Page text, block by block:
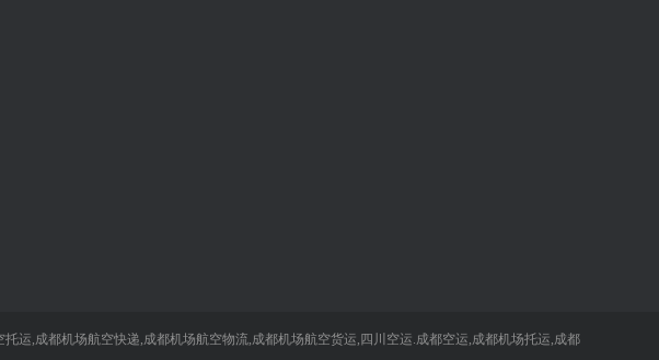
流国际机场：028-85884670
运,成都机场航空快递,成都机场航空物流,成都机场航空货运,四川空运.成都空运,成都机场托运,成都